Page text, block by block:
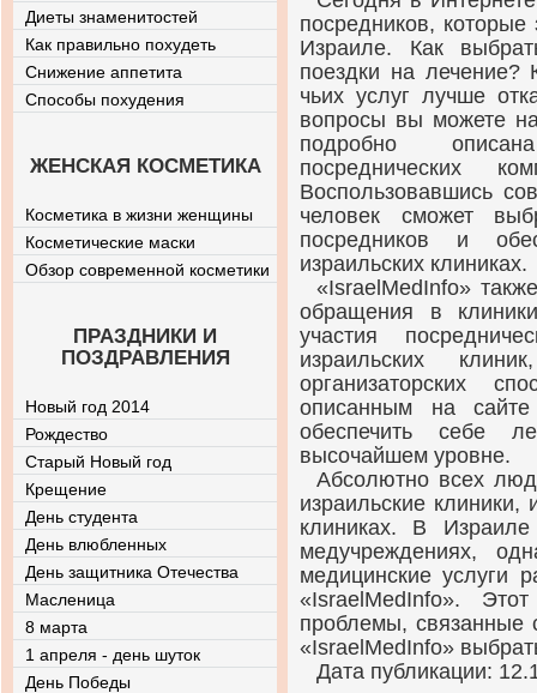
посредников,
Израиле. Как
поездки на
чьих услуг лучше
вопросы вы можете
подробно
посреднических
Воспользовавшись
человек сможет
посредников и
израильских клиниках.
«IsraelMedInfo»
обращения в
участия
израильских
организаторских
описанным на
обеспечить себе
высочайшем уровне.
Абсолютно всех
израильские клиники,
клиниках. В
медучреждениях,
медицинские услуги
«IsraelMedInfo».
проблемы, связанные
«IsraelMedInfo»
Дата публикации:
Диеты знаменитостей
Как правильно похудеть
Снижение аппетита
Способы похудения
ЖЕНСКАЯ КОСМЕТИКА
Косметика в жизни женщины
Косметические маски
Обзор современной косметики
ПРАЗДНИКИ И
ПОЗДРАВЛЕНИЯ
Новый год 2014
Рождество
Старый Новый год
Крещение
День студента
День влюбленных
День защитника Отечества
Масленица
8 марта
1 апреля - день шуток
День Победы